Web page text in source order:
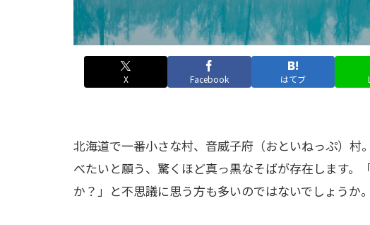
X Facebook はてブ
北海道で一番小さな村、音威子府（おといねっぷ）
べたいと願う、驚くほど真っ黒なそばが存在します。
か？」と不思議に思う方も多いのではないでしょうか。